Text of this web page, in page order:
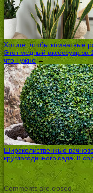
Хотите, чтобы комнатные
Этот медный аксессуар за
что нужно →
Широколиственные
круглогодичного сада: 8
Comments are closed.